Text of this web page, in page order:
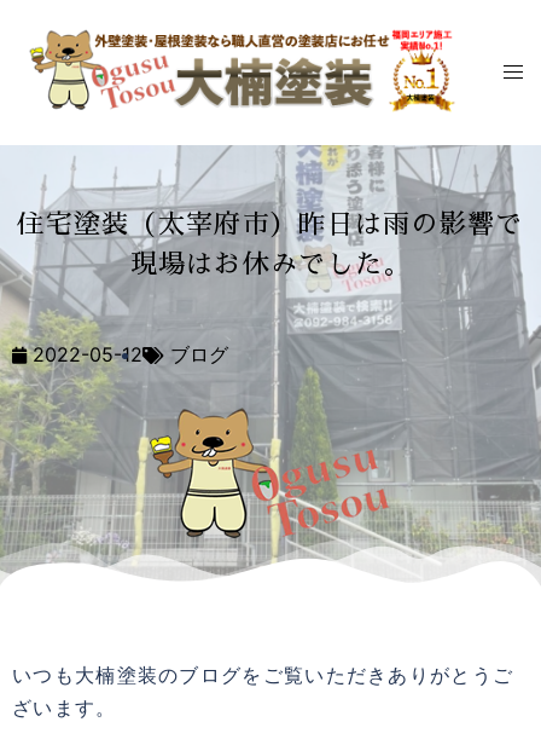
住宅塗装（太宰府市）昨日は雨の影響で
現場はお休みでした。
2022-05-12 ブログ
いつも大楠塗装のブログをご覧いただきありがとうご
ざいます。